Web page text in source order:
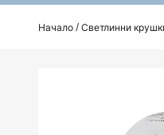
Начало Светлинни